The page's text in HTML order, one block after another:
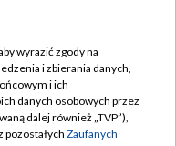
wyrazić zgody na
i zbierania danych,
i ich
danych osobowych przez
dalej również „TVP”),
pozostałych Zaufanych